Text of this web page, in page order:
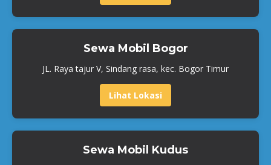
Sewa Mobil Bogor
JL. Raya tajur V, Sindang rasa, kec. Bogor Timur
Lihat Lokasi
Sewa Mobil Kudus